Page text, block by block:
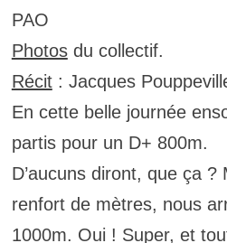
PAO
Photosdu collectif.
Récit: Jacques
En cette belle journée
partis pour un D+ 800m.
D’aucuns diront, que ça
renfort de mètres, nous
1000m. Oui ! Super, et